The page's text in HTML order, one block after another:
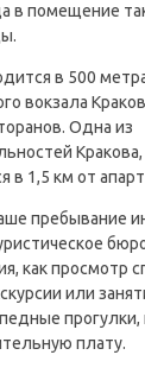
в помещение
в 500
вокзала
Одна из
в 1,5 км от
пребывание
как просмотр
или
плату.